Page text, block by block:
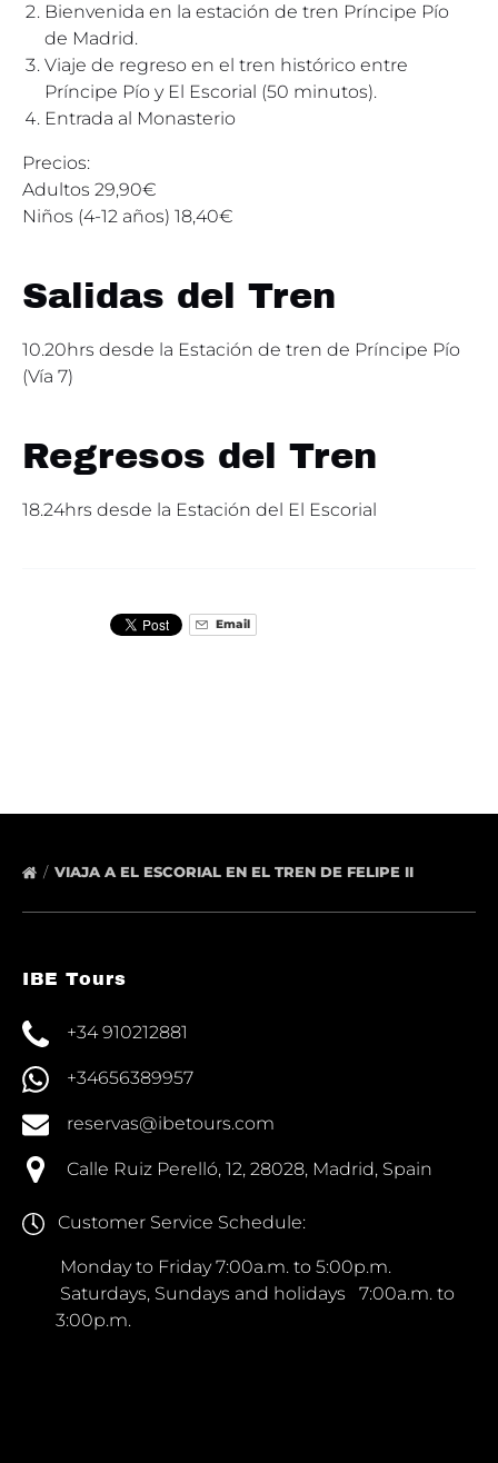
Bienvenida en la estación de tren Príncipe Pío
de Madrid.
Viaje de regreso en el tren histórico entre
Príncipe Pío y El Escorial (50 minutos).
Entrada al Monasterio
Precios:
Adultos 29,90€
Niños (4-12 años) 18,40€
Salidas del Tren
10.20hrs desde la Estación de tren de Príncipe Pío
(Vía 7)
Regresos del Tren
18.24hrs desde la Estación del El Escorial
Email
VIAJA A EL ESCORIAL EN EL TREN DE FELIPE II
IBE Tours
+34 910212881
+34656389957
reservas@ibetours.com
Calle Ruiz Perelló, 12, 28028, Madrid, Spain
Customer Service Schedule:
Monday to Friday 7:00a.m. to 5:00p.m.
Saturdays, Sundays and holidays 7:00a.m. to
3:00p.m.